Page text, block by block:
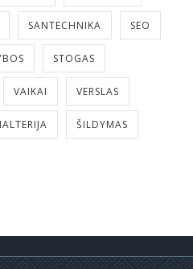
SANTECHNIKA SEO
STOGAS
VAIKAI VERSLAS
ŠILDYMAS